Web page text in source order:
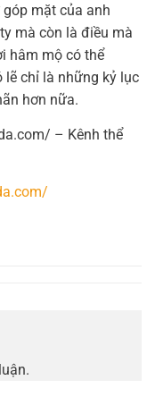
mặt của anh
mà còn là điều mà
hâm mộ có thể
lẽ chỉ là những kỷ lục
hơn nữa.
– Kênh thể